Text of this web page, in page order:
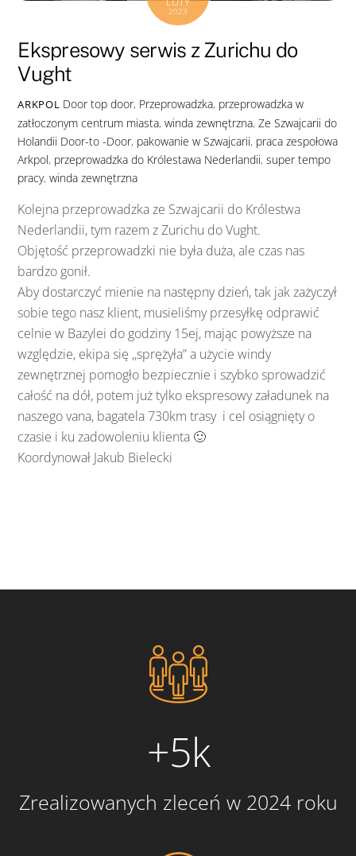
2023
Ekspresowy serwis z Zurichu do
Vught
ARKPOL Door top door, Przeprowadzka, przeprowadzka w
zatłoczonym centrum miasta,winda zewnętrzna,Ze Szwajcarii do
Holandii Door-to -Door, pakowanie w Szwajcarii, praca zespołowa
Arkpol, przeprowadzka do Królestawa Nederlandii,super tempo
pracy,winda zewnętrzna
Kolejna przeprowadzka ze Szwajcarii do Królestwa
Nederlandii, tym razem z Zurichu do Vught.
Objętość przeprowadzki nie była duża, ale czas nas
bardzo gonił.
Aby dostarczyć mienie na następny dzień, tak jak zażyczył
sobie tego nasz klient, musieliśmy przesyłkę odprawić
celnie w Bazylei do godziny 15ej, mając powyższe na
względzie, ekipa się ,,sprężyła” a użycie windy
zewnętrznej pomogło bezpiecznie i szybko sprowadzić
całość na dół, potem już tylko ekspresowy załadunek na
naszego vana, bagatela 730km trasy i cel osiągnięty o
czasie i ku zadowoleniu klienta 🙂
Koordynował Jakub Bielecki
+5k
Zrealizowanych zleceń w 2024 roku